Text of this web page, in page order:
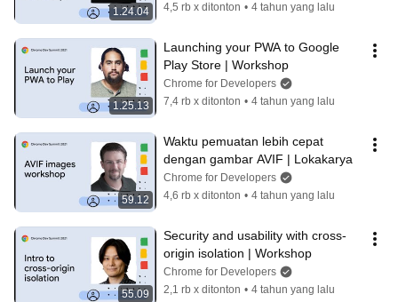
1.24.04
4,5 rb x ditonton • 4 tahun yang lalu
1.25.13
Launching your PWA to Google
Play Store | Workshop
Chrome for Developers
7,4 rb x ditonton • 4 tahun yang lalu
59.12
Waktu pemuatan lebih cepat
dengan gambar AVIF | Lokakarya
Chrome for Developers
4,6 rb x ditonton • 4 tahun yang lalu
55.09
Security and usability with cross-
origin isolation | Workshop
Chrome for Developers
2,1 rb x ditonton • 4 tahun yang lalu